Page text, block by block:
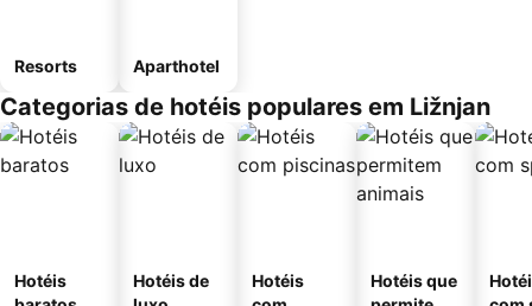
Resorts Aparthotel
Categorias de hotéis populares em Ližnjan
Hotéis
Hotéis de
Hotéis
Hotéis que